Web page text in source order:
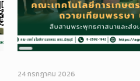
Long
24 กรกฎาคม 2026